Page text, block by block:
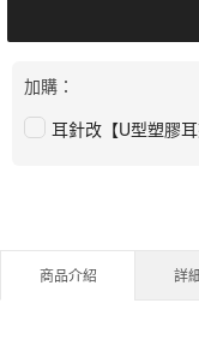
加購：
耳針改【U型塑膠
商品介紹 詳